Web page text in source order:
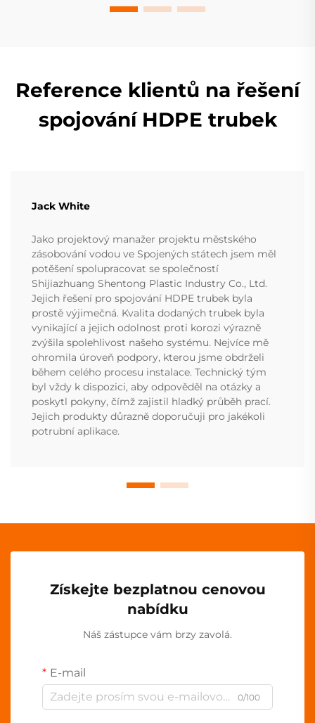
Reference klientů na řešení
spojování HDPE trubek
Jack White
Jako projektový manažer projektu městského
zásobování vodou ve Spojených státech jsem měl
potěšení spolupracovat se společností
Shijiazhuang Shentong Plastic Industry Co., Ltd.
Jejich řešení pro spojování HDPE trubek byla
prostě výjimečná. Kvalita dodaných trubek byla
vynikající a jejich odolnost proti korozi výrazně
zvýšila spolehlivost našeho systému. Nejvíce mě
ohromila úroveň podpory, kterou jsme obdrželi
během celého procesu instalace. Technický tým
byl vždy k dispozici, aby odpověděl na otázky a
poskytl pokyny, čímž zajistil hladký průběh prací.
Jejich produkty důrazně doporučuji pro jakékoli
potrubní aplikace.
Získejte bezplatnou cenovou
nabídku
Náš zástupce vám brzy zavolá.
E-mail
0/100